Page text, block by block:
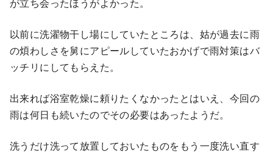
以前に洗濯物干し場にしていたところは、姑が過去に雨
の煩わしさを舅にアピールしていたおかげで雨対策はバ
ッチリにしてもらえた。
出来れば浴室乾燥に頼りたくなかったとはいえ、今回の
雨は何日も続いたのでその必要はあったようだ。
洗うだけ洗って放置しておいたものをもう一度洗い直す